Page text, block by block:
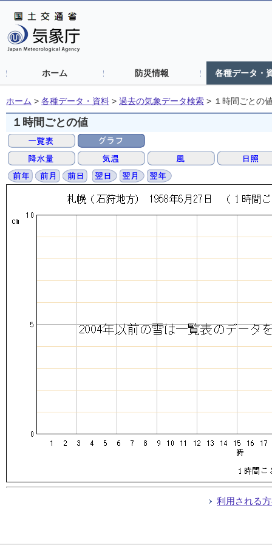
ホーム 防災情報 各種データ・
ホーム > 各種データ・資料 > 過去の気象データ検索 > １時間ごとの
１時間ごとの値
利用される